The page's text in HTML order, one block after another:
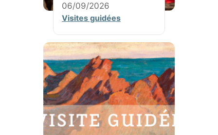
06/09/2026
Visites guidées